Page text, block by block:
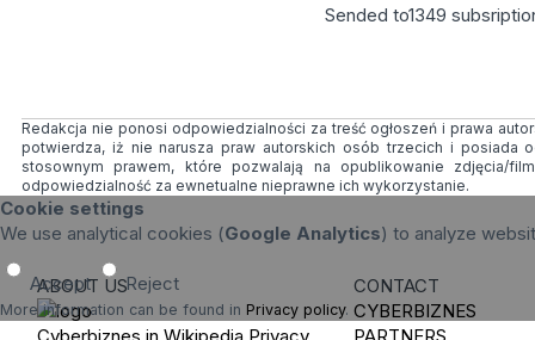
Sended to1349
Redakcja nie ponosi odpowiedzialności za treść ogłoszeń i prawa
potwierdza, iż nie narusza praw autorskich osób trzecich i posiada
stosownym prawem, które pozwalają na opublikowanie zdjęcia/
odpowiedzialność za ewnetualne nieprawne ich wykorzystanie.
Cookie settings
We use analytical cookies (Google Analytics) to analyze
Accept Reject
More information can be found in Privacy policy.
ABOUT US
CONTACT
CYBERBIZNES